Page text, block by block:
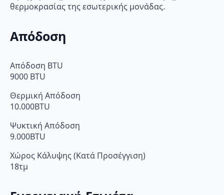
θερμοκρασίας της εσωτερικής μονάδας.
Απόδοση
Απόδοση BTU
9000 BTU
Θερμική Απόδοση
10.000BTU
Ψυκτική Απόδοση
9.000BTU
Χώρος Κάλυψης (Κατά Προσέγγιση)
18τμ